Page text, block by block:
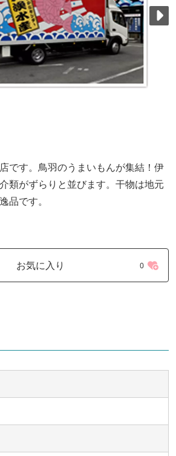
です。鳥羽のうまいもんが集結！伊
類がずらりと並びます。干物は地元
品です。
お気に入り 0